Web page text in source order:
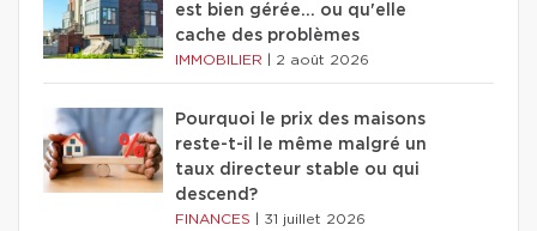
est bien gérée… ou qu'elle
cache des problèmes
IMMOBILIER 2 août 2026
Pourquoi le prix des maisons
reste-t-il le même malgré un
taux directeur stable ou qui
descend?
FINANCES 31 juillet 2026